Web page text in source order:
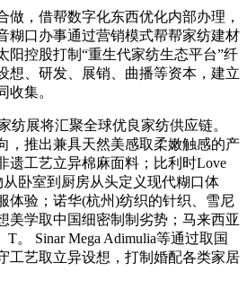
，借帮数字化东西优化内部办理，
糊口办事通过营销模式帮帮家纺建材
阳控股打制“重生代家纺生态平台”纤
想、研发、展销、曲播等资本，建立
收集。
展将汇聚全球优良家纺供应链。
，推出兼具天然美感取柔嫩触感的产
遗工艺立异棉麻面料；比利时Love
从卧室到厨房从头定义现代糊口体
体验；诺华(杭州)纺织的针织、雪尼
美学取中国细密制制劣势；马来西亚
T。 Sinar Mega Adimulia等通过取国
工艺取立异设想，打制婚配各类家居